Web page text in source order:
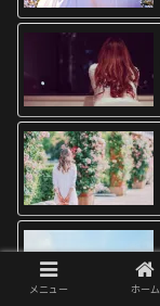
メニュー ホーム